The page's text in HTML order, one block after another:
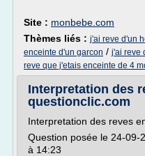
Site : monbebe.com
Thèmes liés : j'ai reve d'un
enceinte d'un garcon / j'ai reve
reve que j'etais enceinte de 4
Interpretation des
questionclic.com
Interpretation des reves
Question posée le 24-09-
à 14:23